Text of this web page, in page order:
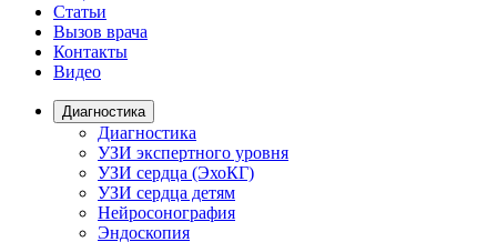
Статьи
Вызов врача
Контакты
Видео
Диагностика
Диагностика
УЗИ экспертного уровня
УЗИ сердца (ЭхоКГ)
УЗИ сердца детям
Нейросонография
Эндоскопия